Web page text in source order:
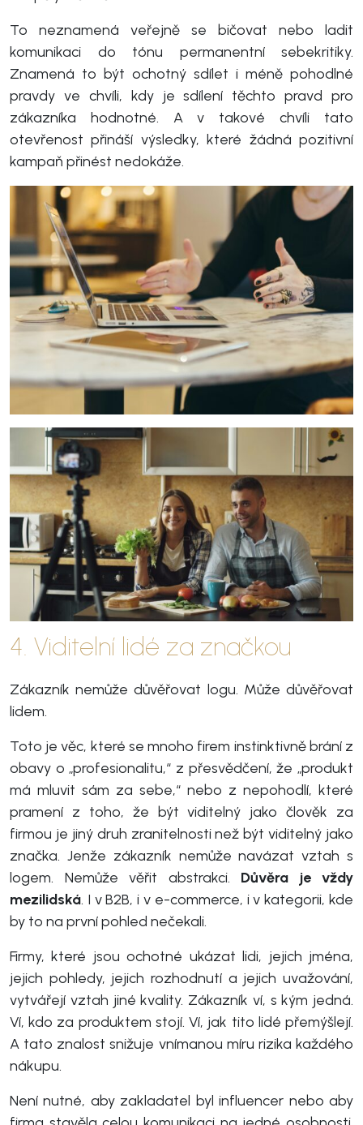
To neznamená veřejně se bičovat nebo ladit
komunikaci do tónu permanentní sebekritiky.
Znamená to být ochotný sdílet i méně pohodlné
pravdy ve chvíli, kdy je sdílení těchto pravd pro
zákazníka hodnotné. A v takové chvíli tato
otevřenost přináší výsledky, které žádná pozitivní
kampaň přinést nedokáže.
4. Viditelní lidé za značkou
Zákazník nemůže důvěřovat logu. Může důvěřovat
lidem.
Toto je věc, které se mnoho firem instinktivně brání z
obavy o „profesionalitu,“ z přesvědčení, že „produkt
má mluvit sám za sebe,“ nebo z nepohodlí, které
pramení z toho, že být viditelný jako člověk za
firmou je jiný druh zranitelnosti než být viditelný jako
značka. Jenže zákazník nemůže navázat vztah s
logem. Nemůže věřit abstrakci. Důvěra je vždy
mezilidská. I v B2B, i v e-commerce, i v kategorii, kde
by to na první pohled nečekali.
Firmy, které jsou ochotné ukázat lidi, jejich jména,
jejich pohledy, jejich rozhodnutí a jejich uvažování,
vytvářejí vztah jiné kvality. Zákazník ví, s kým jedná.
Ví, kdo za produktem stojí. Ví, jak tito lidé přemýšlejí.
A tato znalost snižuje vnímanou míru rizika každého
nákupu.
Není nutné, aby zakladatel byl influencer nebo aby